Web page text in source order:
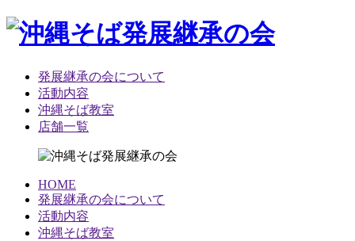
発展継承の会について
活動内容
沖縄そば教室
店舗一覧
HOME
発展継承の会について
活動内容
沖縄そば教室